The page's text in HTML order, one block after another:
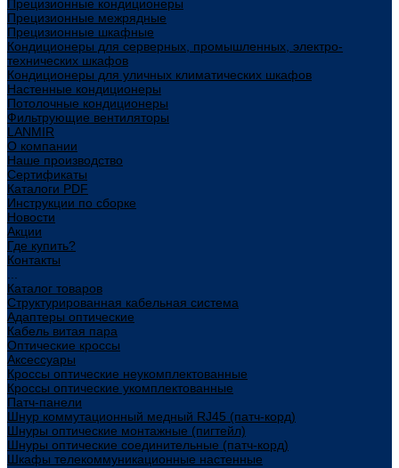
Прецизионные кондиционеры
Прецизионные межрядные
Прецизионные шкафные
Кондиционеры для серверных, промышленных, электро-
технических шкафов
Кондиционеры для уличных климатических шкафов
Настенные кондиционеры
Потолочные кондиционеры
Фильтрующие вентиляторы
LANMIR
О компании
Наше производство
Сертификаты
Каталоги PDF
Инструкции по сборке
Новости
Акции
Где купить?
Контакты
Каталог товаров
Структурированная кабельная система
Адаптеры оптические
Кабель витая пара
Оптические кроссы
Аксессуары
Кроссы оптические неукомплектованные
Кроссы оптические укомплектованные
Патч-панели
Шнур коммутационный медный RJ45 (патч-корд)
Шнуры оптические монтажные (пигтейл)
Шнуры оптические соединительные (патч-корд)
Шкафы телекоммуникационные настенные